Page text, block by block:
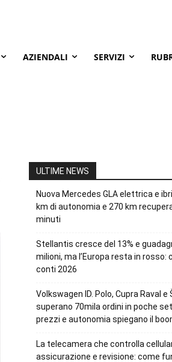
AZIENDALI SERVIZI
ULTIME NEWS
Nuova Mercedes GLA elettrica e
km di autonomia e 270 km
minuti
Stellantis cresce del 13% e
milioni, ma l’Europa resta in rosso:
conti 2026
Volkswagen ID. Polo, Cupra Raval e
superano 70mila ordini in poche
prezzi e autonomia spiegano il
La telecamera che controlla
assicurazione e revisione: come